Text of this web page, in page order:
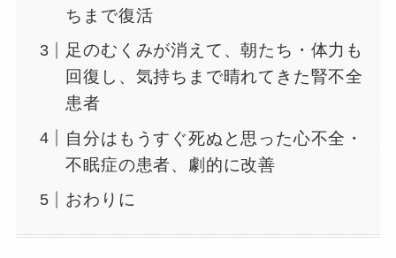
ちまで復活
足のむくみが消えて、朝たち・体力も
回復し、気持ちまで晴れてきた腎不全
患者
自分はもうすぐ死ぬと思った心不全・
不眠症の患者、劇的に改善
おわりに